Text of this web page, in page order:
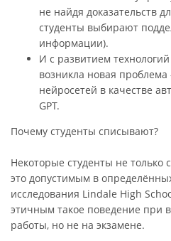
не найдя доказательств
студенты выбирают
информации).
И с развитием
возникла новая проблема
нейросетей в качестве
GPT.
Почему студенты списывают?
Некоторые студенты не
это допустимым в
исследования Lindale High
этичным такое поведение при
работы, но не на экзамене.